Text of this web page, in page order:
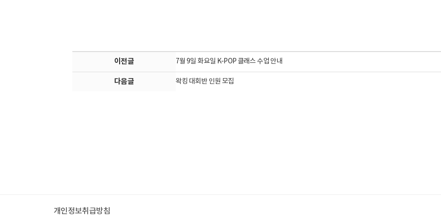
이전글 7월 9일 화요일 K-POP 클래스 수업 안내
다음글 왁킹 대회반 인원 모집
개인정보취급방침